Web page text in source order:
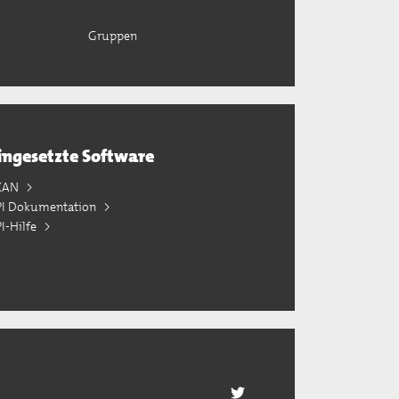
Gruppen
Software
Dokumentation
Hilfe